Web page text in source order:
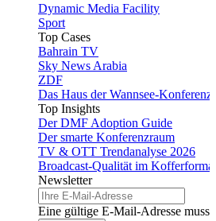
Dynamic Media Facility
Sport
Top Cases
Bahrain TV
Sky News Arabia
ZDF
Das Haus der Wannsee-Konferenz
Top Insights
Der DMF Adoption Guide
Der smarte Konferenzraum
TV & OTT Trendanalyse 2026
Broadcast-Qualität im Kofferformat
Newsletter
Eine gültige E-Mail-Adresse muss